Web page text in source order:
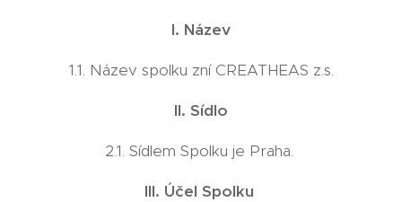
I. Název
1.1. Název spolku zní CREATHEAS z.s.
II. Sídlo
2.1. Sídlem Spolku je Praha.
III. Účel Spolku